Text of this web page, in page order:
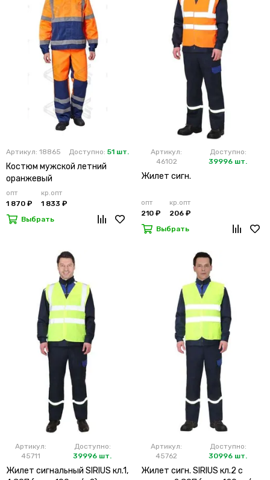
Артикул: 18865 Доступно: 51 шт.
Костюм мужской летний
оранжевый
опт
1 870 ₽
кр.опт
1 833 ₽
Выбрать
Артикул:
46102
Доступно:
39996 шт.
Жилет сигн.
опт
210 ₽
кр.опт
206 ₽
Выбрать
Артикул:
45711
Доступно:
39996 шт.
Жилет сигнальный SIRIUS кл.1,
Артикул:
45762
Доступно:
30996 шт.
Жилет сигн. SIRIUS кл.2 с